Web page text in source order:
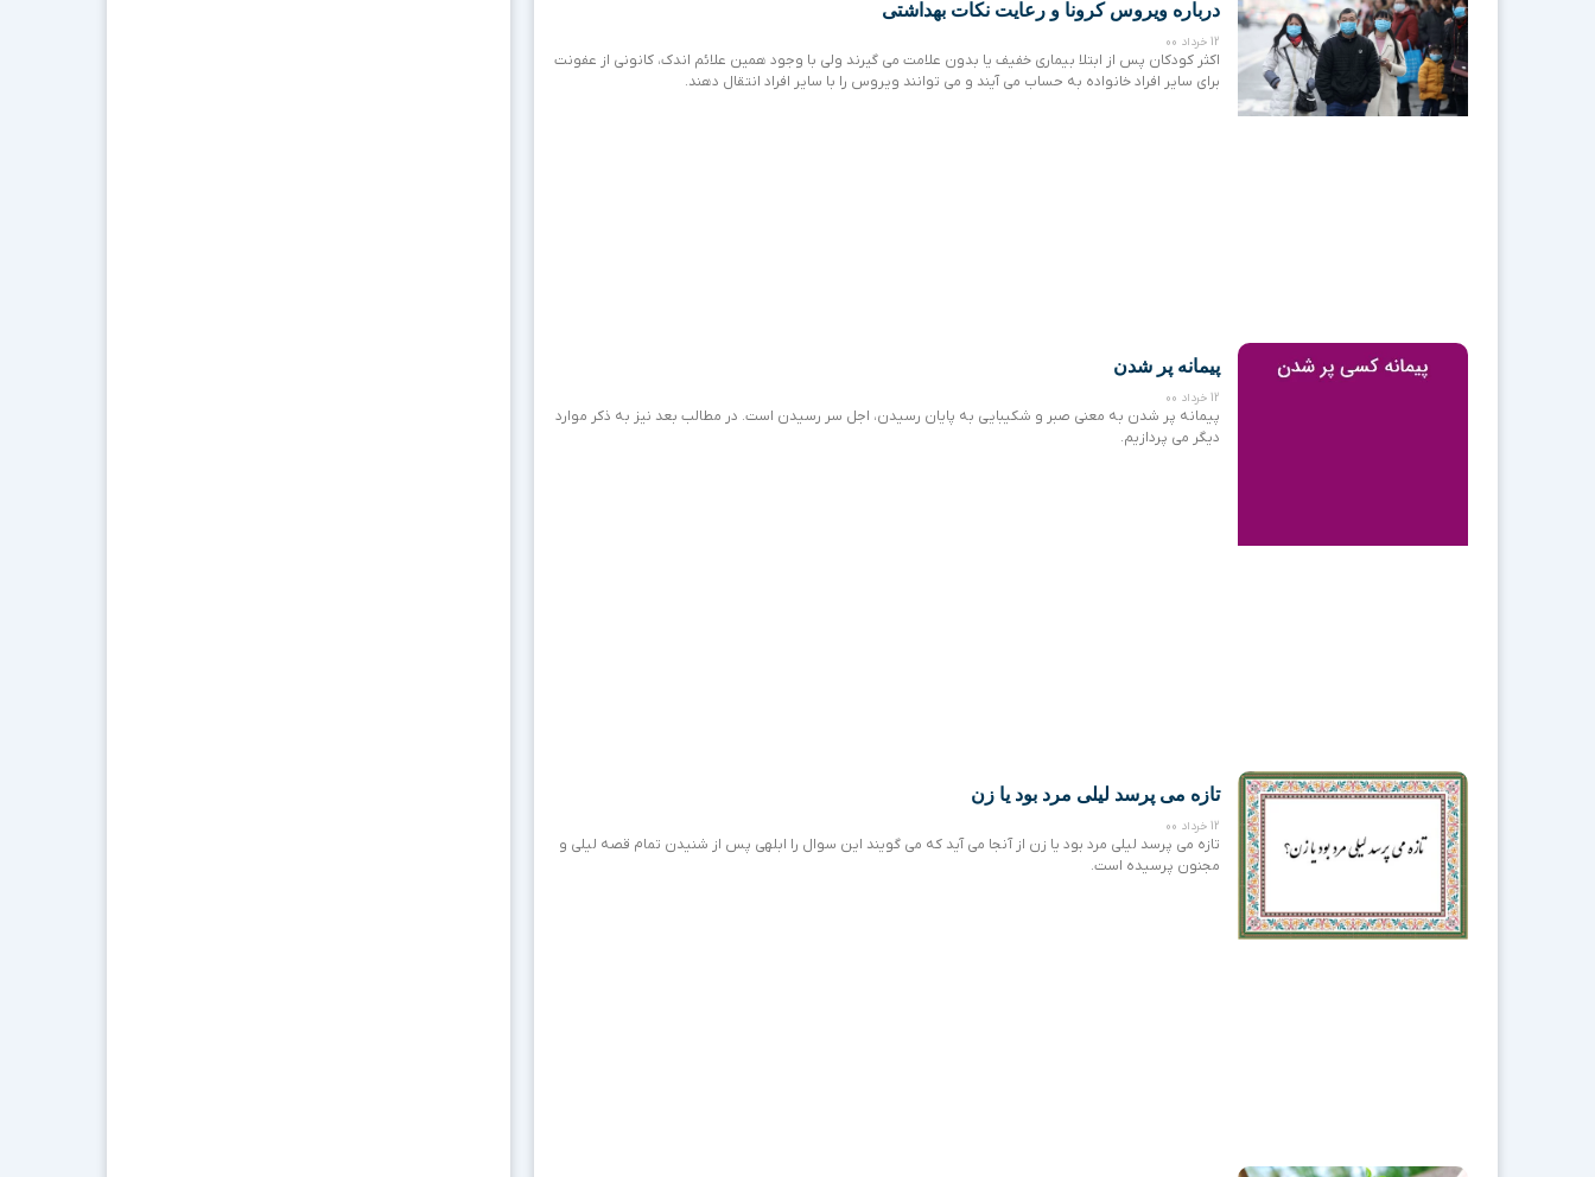
درباره ویروس کرونا و رعایت نکات بهداشتی
12 خرداد 00
اکثر کودکان پس از ابتلا بیماری خفیف یا بدون علامت می گیرند ولی با وجود همین علائم اندک، کانونی از عفونت
برای سایر افراد خانواده به حساب می آیند و می توانند ویروس را با سایر افراد انتقال دهند.
پیمانه پر شدن
12 خرداد 00
پیمانه پر شدن به معنی صبر و شکیبایی به پایان رسیدن، اجل سر رسیدن است. در مطالب بعد نیز به ذکر موارد
دیگر می پردازیم.
تازه می پرسد لیلی مرد بود یا زن
12 خرداد 00
تازه می پرسد لیلی مرد بود یا زن از آنجا می آید که می گویند این سوال را ابلهی پس از شنیدن تمام قصه لیلی و
مجنون پرسیده است.